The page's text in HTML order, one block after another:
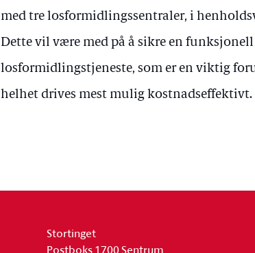
med tre losformidlingssentraler, i
Dette vil være med på å sikre en
losformidlingstjeneste, som er en viktig
helhet drives mest mulig kostnadseffektivt.
Stortinget
Postboks 1700 Sentrum